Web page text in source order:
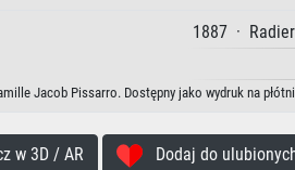
1887 ·
Jacob Pissarro. Dostępny jako wydruk na
w 3D / AR Dodaj do